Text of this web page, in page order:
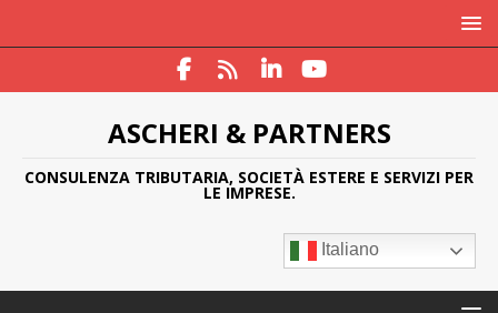
ASCHERI & PARTNERS
CONSULENZA TRIBUTARIA, SOCIETÀ ESTERE E SERVIZI PER
LE IMPRESE.
Italiano